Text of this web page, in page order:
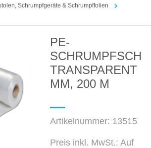
Schrumpfgeräte & Schrumpffolien
PE-
TRANSPARENT
MM, 200 M
Artikelnummer: 13515
Preis inkl. MwSt.: Auf